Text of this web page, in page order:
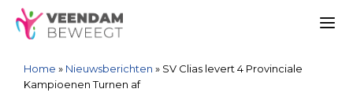
Ga
naar
inhoud
Spring
naar
navigatie
Sitemap
Ga
naar
inhoud
Home » Nieuwsberichten » SV Clias levert 4 Provinciale
Kampioenen Turnen af